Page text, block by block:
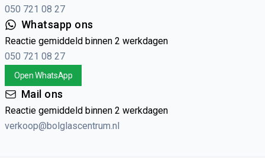
050 721 08 27
Whatsapp ons
Reactie gemiddeld binnen 2 werkdagen
050 721 08 27
Open WhatsApp
Mail ons
Reactie gemiddeld binnen 2 werkdagen
verkoop@bolglascentrum.nl